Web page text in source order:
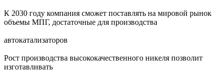
К 2030 году компания сможет поставлять на мировой рынок
объемы МПГ, достаточные для производства
автокатализаторов
Рост производства высококачественного никеля позволит
изготавливать